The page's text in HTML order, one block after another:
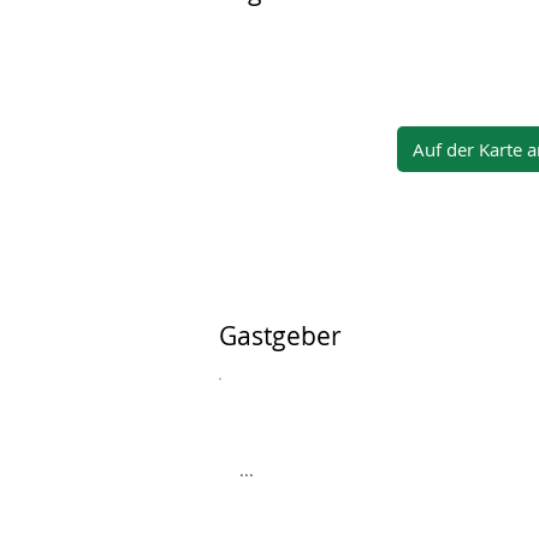
Auf der Karte
Gastgeber
...